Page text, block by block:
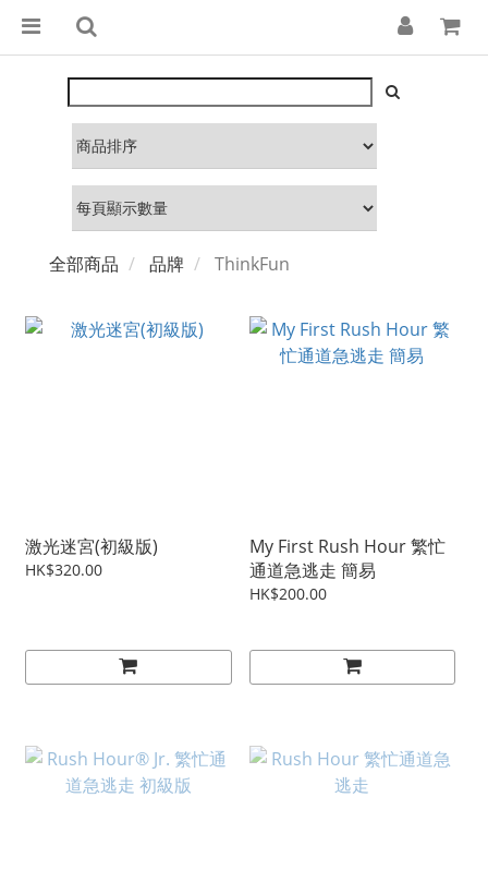
全部商品 品牌 ThinkFun
激光迷宮(初級版)
HK$320.00
My First Rush Hour 繁忙
通道急逃走 簡易
HK$200.00